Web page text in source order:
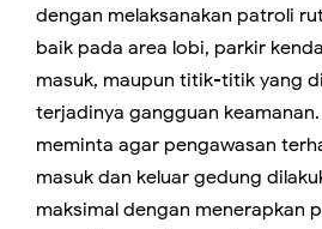
dengan melaksanakan patroli
baik pada area lobi, parkir
masuk, maupun titik-titik yang
terjadinya gangguan
meminta agar pengawasan
masuk dan keluar gedung
maksimal dengan menerapkan